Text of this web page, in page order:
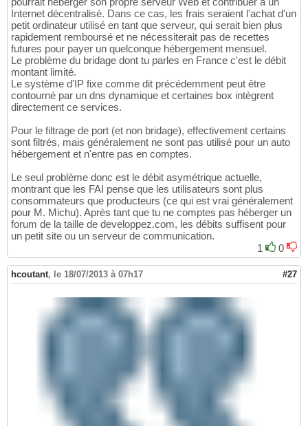
Internet décentralisé. Dans ce cas, les frais seraient l'achat d'un
petit ordinateur utilisé en tant que serveur, qui serait bien plus
rapidement remboursé et ne nécessiterait pas de recettes
futures pour payer un quelconque hébergement mensuel.
Le problème du bridage dont tu parles en France c'est le débit
montant limité.
Le système d'IP fixe comme dit précédemment peut être
contourné par un dns dynamique et certaines box intègrent
directement ce services.
Pour le filtrage de port (et non bridage), effectivement certains
sont filtrés, mais généralement ne sont pas utilisé pour un auto
hébergement et n'entre pas en comptes.
Le seul problème donc est le débit asymétrique actuelle,
montrant que les FAI pense que les utilisateurs sont plus
consommateurs que producteurs (ce qui est vrai généralement
pour M. Michu). Après tant que tu ne comptes pas héberger un
forum de la taille de developpez.com, les débits suffisent pour
un petit site ou un serveur de communication.
1
0
hcoutant, le 18/07/2013 à 07h17 #27